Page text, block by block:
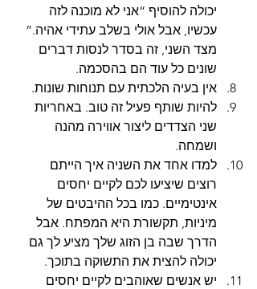
יכולה להוסיף “אני לא מוכנה לזה
עכשיו, אבל אולי בשלב עתידי אהיה.”
מצד השני, זה בסדר לנסות דברים
שונים כל עוד הם בהסכמה.
אין בעיה הלכתית עם תנוחות שונות.
להיות שותף פעיל זה טוב. באחריות
שני הצדדים ליצור אווירה מהנה
ושמחה.
למדו אחד את השניה איך הייתם
רוצים שיציעו לכם לקיים יחסים
אינטימיים. כמו בכל ההיבטים של
מיניות, תקשורת היא המפתח. אבל
הדרך שבה בן הזוג שלך מציע לך גם
יכולה להצית את התשוקה בתוכך.
יש אנשים שאוהבים לקיים יחסים